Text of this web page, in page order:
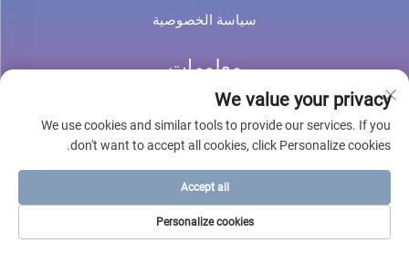
سياسة الخصوصية
معلومات
اشترك لتلقي نشرتنا الإخبارية الأسبوعية
أرسل
We value your privacy
We use cookies and similar tools to provide our services. If you
don't want to accept all cookies, click Personalize cookies.
Personalize cookies
Accept all